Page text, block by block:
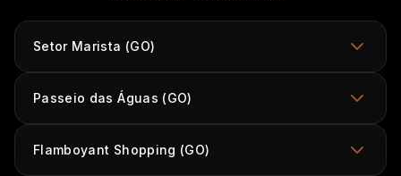
Setor Marista (GO)
Passeio das Águas (GO)
Flamboyant Shopping (GO)